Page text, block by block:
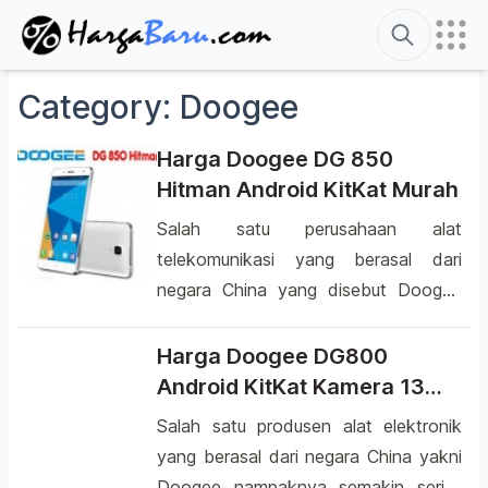
Search
Category: Doogee
Harga Doogee DG 850
Hitman Android KitKat Murah
Salah satu perusahaan alat
telekomunikasi yang berasal dari
negara China yang disebut Doogee
memperkenalkan smartphone hasil
rancangannya. Semakin banyaknya
dulu mewarnai pasar gadget dengan
membawa layar yang lebar membuat
Harga Doogee DG800
Android KitKat Kamera 13
Megapiksel
Salah satu produsen alat elektronik
yang berasal dari negara China yakni